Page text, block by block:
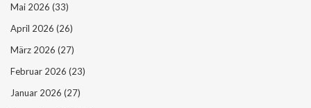
Mai 2026 (33)
April 2026 (26)
März 2026 (27)
Februar 2026 (23)
Januar 2026 (27)